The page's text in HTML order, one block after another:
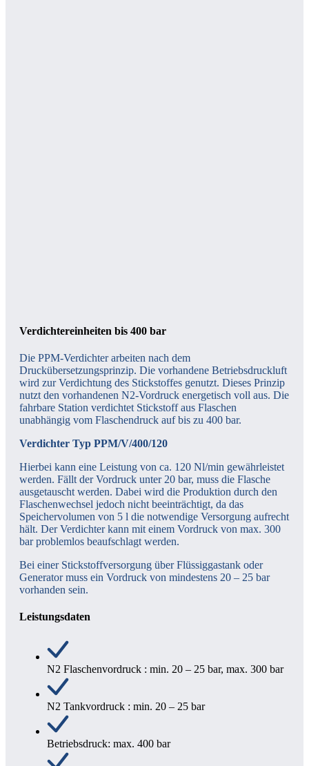
Verdichtereinheiten bis 400 bar
Die PPM-Verdichter arbeiten nach dem
Druckübersetzungsprinzip. Die vorhandene Betriebsdruckluft
wird zur Verdichtung des Stickstoffes genutzt. Dieses Prinzip
nutzt den vorhandenen N2-Vordruck energetisch voll aus. Die
fahrbare Station verdichtet Stickstoff aus Flaschen
unabhängig vom Flaschendruck auf bis zu 400 bar.
Verdichter Typ PPM/V/400/120
Hierbei kann eine Leistung von ca. 120 Nl/min gewährleistet
werden. Fällt der Vordruck unter 20 bar, muss die Flasche
ausgetauscht werden. Dabei wird die Produktion durch den
Flaschenwechsel jedoch nicht beeinträchtigt, da das
Speichervolumen von 5 l die notwendige Versorgung aufrecht
hält. Der Verdichter kann mit einem Vordruck von max. 300
bar problemlos beaufschlagt werden.
Bei einer Stickstoffversorgung über Flüssiggastank oder
Generator muss ein Vordruck von mindestens 20 – 25 bar
vorhanden sein.
Leistungsdaten
N2 Flaschenvordruck : min. 20 – 25 bar, max. 300 bar
N2 Tankvordruck : min. 20 – 25 bar
Betriebsdruck: max. 400 bar